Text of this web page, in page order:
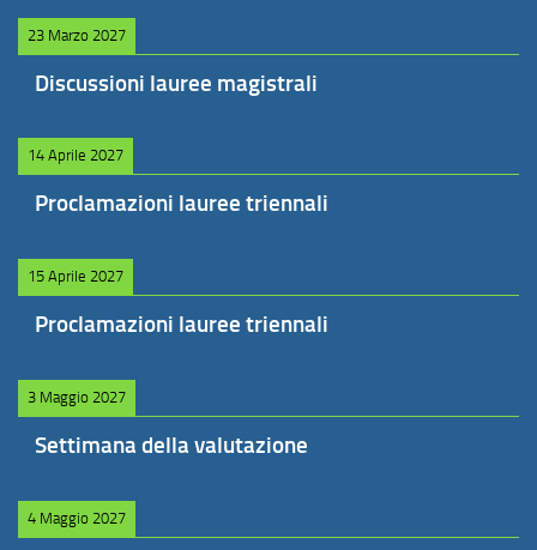
23 Marzo 2027
Discussioni lauree magistrali
14 Aprile 2027
Proclamazioni lauree triennali
15 Aprile 2027
Proclamazioni lauree triennali
3 Maggio 2027
Settimana della valutazione
4 Maggio 2027